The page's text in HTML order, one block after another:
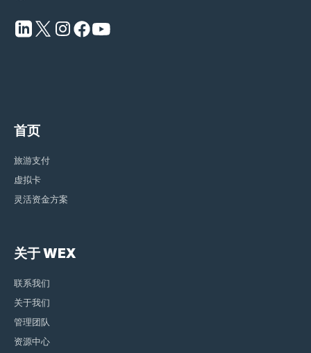
首页
旅游支付
虚拟卡
灵活资金方案
关于 WEX
联系我们
关于我们
管理团队
资源中心